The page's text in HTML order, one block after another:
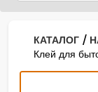
КАТАЛОГ /
Клей для